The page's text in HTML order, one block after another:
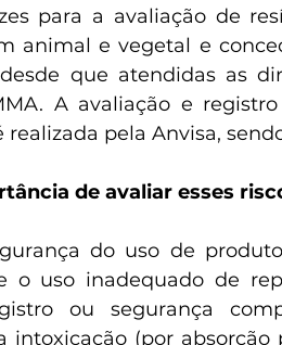
para a avaliação de
animal e vegetal e
que atendidas as
A avaliação e
realizada pela Anvisa,
de avaliar esses
o uso inadequado de
ou segurança
intoxicação (por